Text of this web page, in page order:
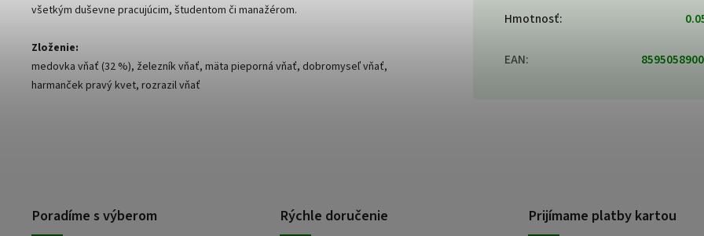
všetkým duševne pracujúcim, študentom či manažérom.
Zloženie:
medovka vňať (32 %), železník vňať, mäta pieporná vňať, dobromyseľ vňať,
harmanček pravý kvet, rozrazil vňať
Hmotnosť:
EAN:
Poradíme s výberom Rýchle doručenie Prijímame platby kartou